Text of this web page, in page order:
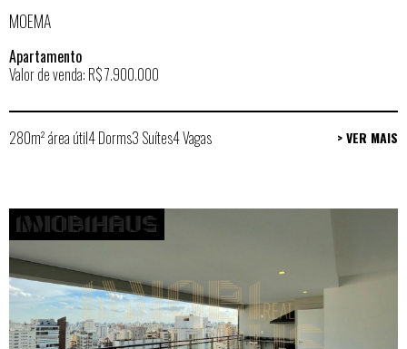
MOEMA
Apartamento
Valor de venda: R$ 7.900.000
280m² área útil4 Dorms3 Suítes4 Vagas > VER MAIS